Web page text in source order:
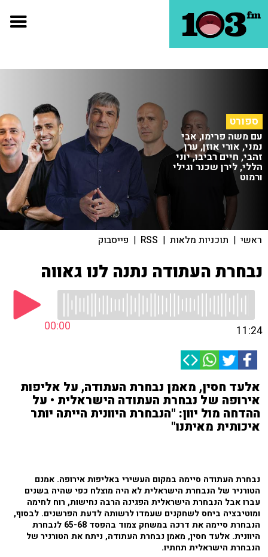
ספורט
עם משה פרימו, אבי
נמני, אורי אוזן, ערן
זהבי, חיים רביבו, יוני
הללי, לירן שכנר וגילי
ורמוט
ראשי | תוכניות מלאות |
RSS
| פייסבוק
נבחרת העתודה נתנה לנו גאווה
00:00 11:24
אלעד חסין, מאמן נבחרת העתודה, על אליפות
אירופה של נבחרת העתודה הישראלית • על
ההדחה מול יוון: "הנבחרת היוונית הייתה יותר
איכותית מאיתנו"
נבחרת העתודה סיימה במקום העשירי באליפות אירופה. אמנם
הטורניר של הנבחרת הישראלית לא היה מוצלח כפי שהיה בשנים
עברו אבל הנבחרת הישראלית הפגינה הרבה נחישות, רוח לחימה
ומוטיבציה ביחס לשחקנים שעמדו לרשותה לדעת הפרשנים. לבסוף,
הנבחרת סיימה את דרכה במשחק צמוד בהפסד 65-68 לנבחרת
היוונית. אלעד חסין, מאמן נבחרת העתודה, ניתח את הטורניר של
הנבחרת הישראלית תחתיו.